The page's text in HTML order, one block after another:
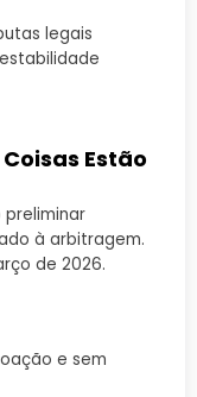
legais
Estão
à arbitragem.
de 2026.
e sem